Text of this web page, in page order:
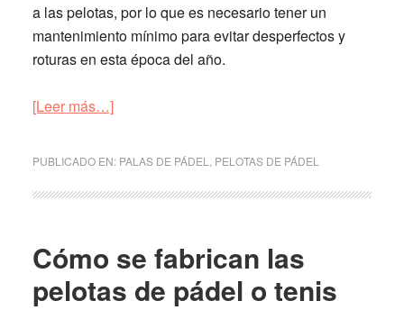
a las pelotas, por lo que es necesario tener un
mantenimiento mínimo para evitar desperfectos y
roturas en esta época del año.
[Leer más…]acerca
el
las
pelotas
PUBLICADO EN: PALAS DE PÁDEL PELOTAS DE PÁDEL
Cómo se fabrican las
pelotas de pádel o tenis